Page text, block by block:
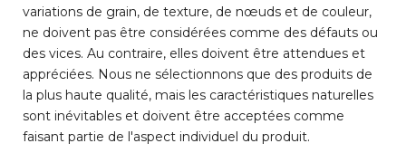
variations de grain, de texture, de nœuds et de couleur,
ne doivent pas être considérées comme des défauts ou
des vices. Au contraire, elles doivent être attendues et
appréciées. Nous ne sélectionnons que des produits de
la plus haute qualité, mais les caractéristiques naturelles
sont inévitables et doivent être acceptées comme
faisant partie de l'aspect individuel du produit.